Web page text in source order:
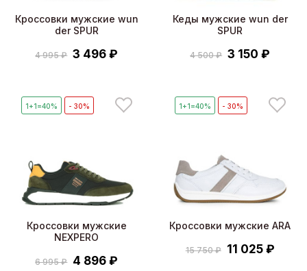
Кроссовки мужские wun
der SPUR
4 995 ₽ 3 496 ₽
Кеды мужские wun der
SPUR
4 500 ₽ 3 150 ₽
1+1=40% - 30%
Кроссовки мужские
NEXPERO
6 995 ₽ 4 896 ₽
1+1=40% - 30%
Кроссовки мужские ARA
15 750 ₽ 11 025 ₽